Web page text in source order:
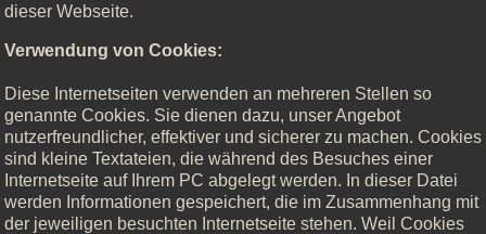
dieser Webseite.
Verwendung von Cookies:
Diese Internetseiten verwenden an mehreren Stellen so
genannte Cookies. Sie dienen dazu, unser Angebot
nutzerfreundlicher, effektiver und sicherer zu machen. Cookies
sind kleine Textateien, die während des Besuches einer
Internetseite auf Ihrem PC abgelegt werden. In dieser Datei
werden Informationen gespeichert, die im Zusammenhang mit
der jeweiligen besuchten Internetseite stehen. Weil Cookies